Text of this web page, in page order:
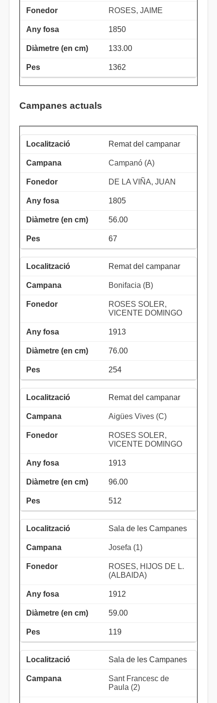
ROSES, JAIME
1850
133.00
1362
Campanes actuals
Remat del campanar
Campanó (A)
DE LA VIÑA, JUAN
1805
56.00
67
Remat del campanar
Bonifacia (B)
ROSES SOLER,
VICENTE DOMINGO
1913
76.00
254
Remat del campanar
Aigües Vives (C)
ROSES SOLER,
VICENTE DOMINGO
1913
96.00
512
Sala de les Campanes
Josefa (1)
ROSES, HIJOS DE L.
(ALBAIDA)
1912
59.00
119
Sala de les Campanes
Sant Francesc de
Paula (2)